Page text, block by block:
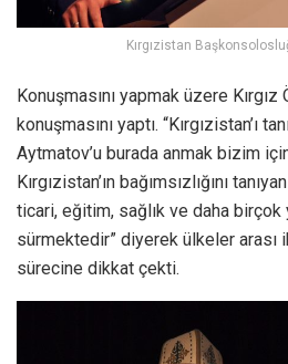
Kırgızistan
Konuşmasını yapmak üzere
konuşmasını yaptı. “Kırgızistan’ı
Aytmatov’u burada anmak bizim
Kırgızistan’ın bağımsızlığını
ticari, eğitim, sağlık ve daha
sürmektedir” diyerek ülkeler arası
sürecine dikkat çekti.